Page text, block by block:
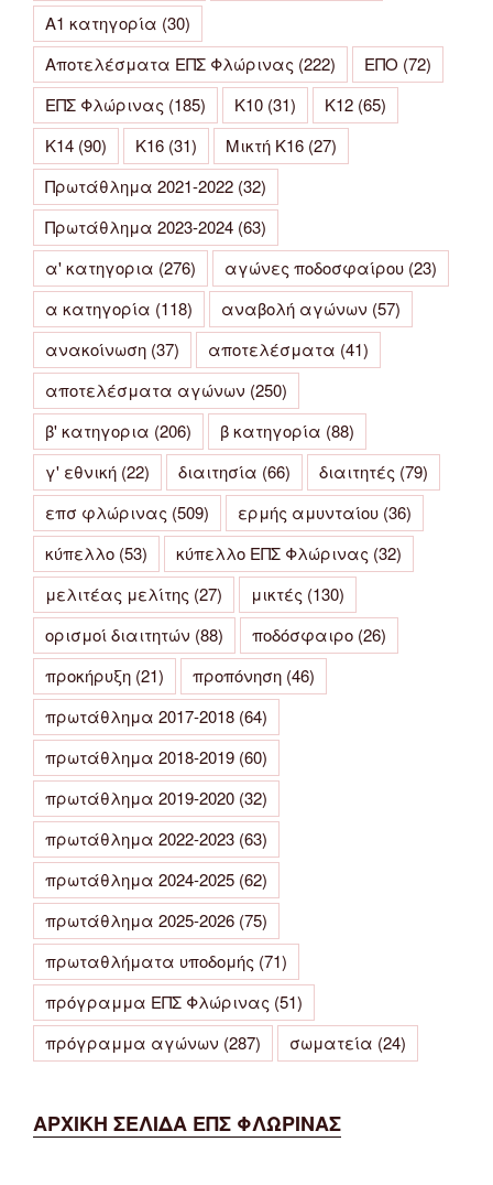
Α1 κατηγορία (30)
Αποτελέσματα ΕΠΣ Φλώρινας (222) ΕΠΟ (72)
ΕΠΣ Φλώρινας (185) Κ10 (31) Κ12 (65)
Κ14 (90) Κ16 (31) Μικτή Κ16 (27)
Πρωτάθλημα 2021-2022 (32)
Πρωτάθλημα 2023-2024 (63)
α' κατηγορια (276) αγώνες ποδοσφαίρου (23)
α κατηγορία (118) αναβολή αγώνων (57)
ανακοίνωση (37) αποτελέσματα (41)
αποτελέσματα αγώνων (250)
β' κατηγορια (206) β κατηγορία (88)
γ' εθνική (22) διαιτησία (66) διαιτητές (79)
επσ φλώρινας (509) ερμής αμυνταίου (36)
κύπελλο (53) κύπελλο ΕΠΣ Φλώρινας (32)
μελιτέας μελίτης (27) μικτές (130)
ορισμοί διαιτητών (88) ποδόσφαιρο (26)
προκήρυξη (21) προπόνηση (46)
πρωτάθλημα 2017-2018 (64)
πρωτάθλημα 2018-2019 (60)
πρωτάθλημα 2019-2020 (32)
πρωτάθλημα 2022-2023 (63)
πρωτάθλημα 2024-2025 (62)
πρωτάθλημα 2025-2026 (75)
πρωταθλήματα υποδομής (71)
πρόγραμμα ΕΠΣ Φλώρινας (51)
πρόγραμμα αγώνων (287) σωματεία (24)
ΑΡΧΙΚΗ ΣΕΛΙΔΑ ΕΠΣ ΦΛΩΡΙΝΑΣ